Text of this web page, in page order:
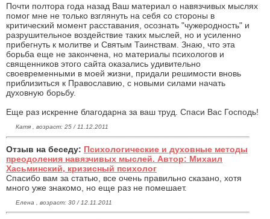
Почти полтора года назад Ваш материал о навязчивых мыслях
помог мне не только взглянуть на себя со стороны в
критический момент расставания, осознать "чужеродность" и
разрушительное воздействие таких мыслей, но и усиленно
прибегнуть к молитве и Святым Таинствам. Знаю, что эта
борьба еще не закончена, но материалы психологов и
священников этого сайта оказались удивительно
своевременными в моей жизни, придали решимости вновь
приблизиться к Православию, с новыми силами начать
духовную борьбу.
Еще раз искренне благодарна за ваш труд. Спаси Вас Господь!
Катя , возраст: 25 / 11.12.2011
Отзыв на беседу: Психологические и духовные методы
преодоления навязчивых мыслей. Автор: Михаил
Хасьминский, кризисный психолог
Спасибо вам за статью, все очень правильно сказано, хотя
много уже знакомо, но еще раз не помешает.
Елена , возраст: 30 / 12.11.2011